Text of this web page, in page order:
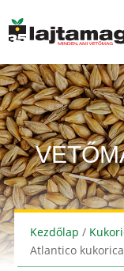
Kezdőlap /
Atlantico kukorica